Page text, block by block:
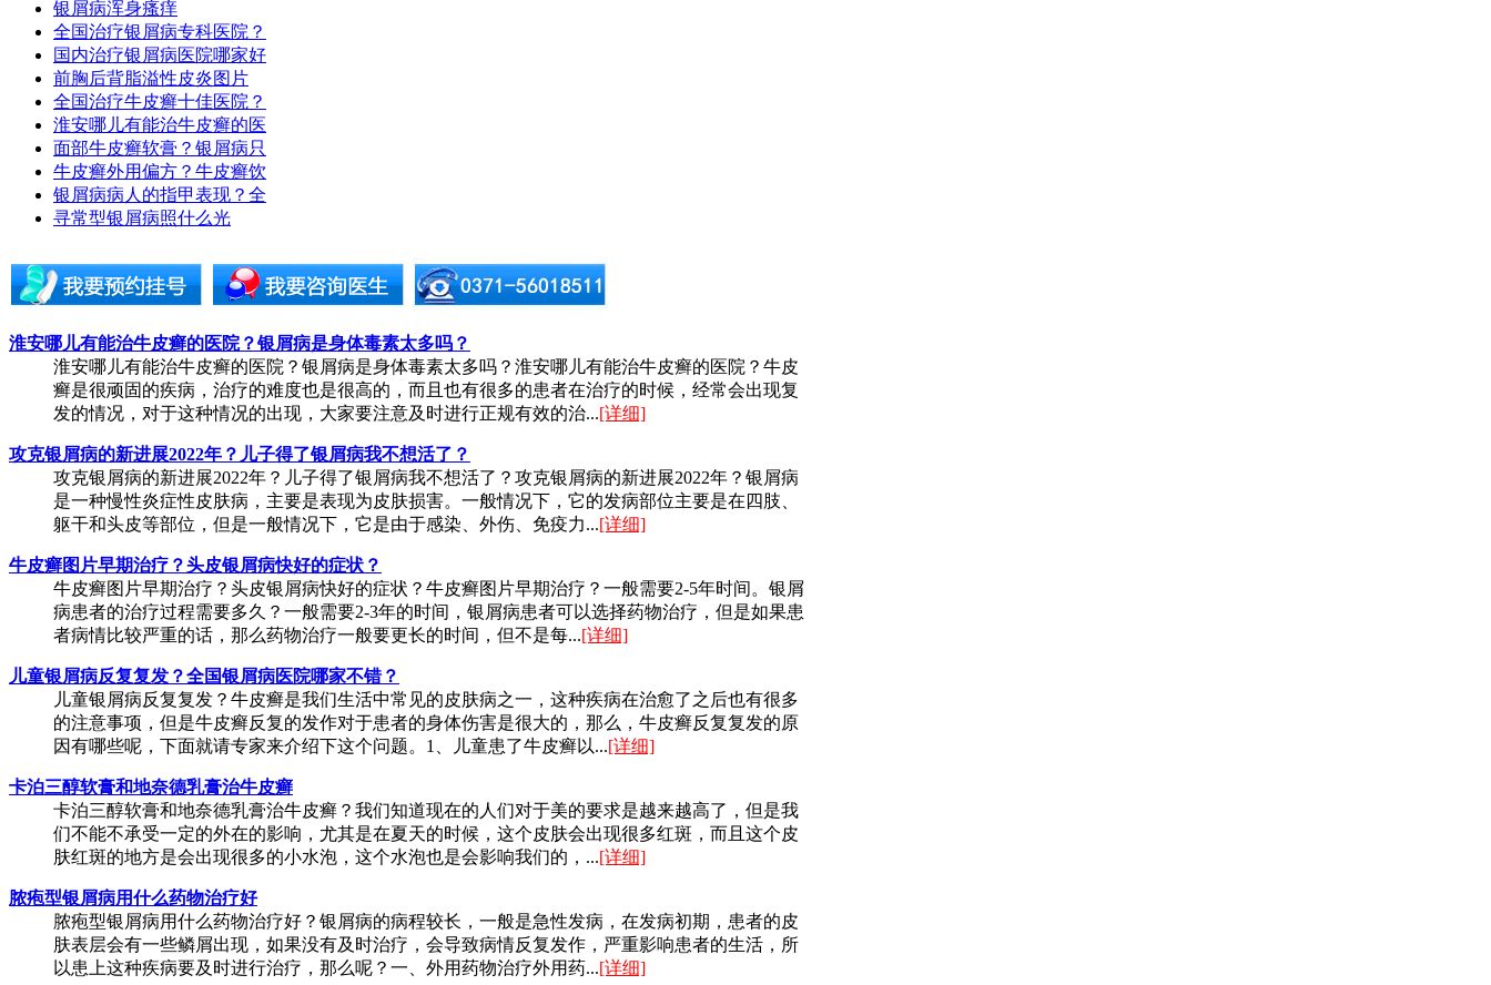
银屑病浑身瘙痒
全国治疗银屑病专科医院？
国内治疗银屑病医院哪家好
前胸后背脂溢性皮炎图片
全国治疗牛皮癣十佳医院？
淮安哪儿有能治牛皮癣的医
面部牛皮癣软膏？银屑病只
牛皮癣外用偏方？牛皮癣饮
银屑病病人的指甲表现？全
寻常型银屑病照什么光
淮安哪儿有能治牛皮癣的医院？银屑病是身体毒素太多吗？
淮安哪儿有能治牛皮癣的医院？银屑病是身体毒素太多吗？淮安哪儿有能治牛皮癣的医院？牛皮
癣是很顽固的疾病，治疗的难度也是很高的，而且也有很多的患者在治疗的时候，经常会出现复
发的情况，对于这种情况的出现，大家要注意及时进行正规有效的治...[详细]
攻克银屑病的新进展2022年？儿子得了银屑病我不想活了？
攻克银屑病的新进展2022年？儿子得了银屑病我不想活了？攻克银屑病的新进展2022年？银屑病
是一种慢性炎症性皮肤病，主要是表现为皮肤损害。一般情况下，它的发病部位主要是在四肢、
躯干和头皮等部位，但是一般情况下，它是由于感染、外伤、免疫力...[详细]
牛皮癣图片早期治疗？头皮银屑病快好的症状？
牛皮癣图片早期治疗？头皮银屑病快好的症状？牛皮癣图片早期治疗？一般需要2-5年时间。银屑
病患者的治疗过程需要多久？一般需要2-3年的时间，银屑病患者可以选择药物治疗，但是如果患
者病情比较严重的话，那么药物治疗一般要更长的时间，但不是每...[详细]
儿童银屑病反复复发？全国银屑病医院哪家不错？
儿童银屑病反复复发？牛皮癣是我们生活中常见的皮肤病之一，这种疾病在治愈了之后也有很多
的注意事项，但是牛皮癣反复的发作对于患者的身体伤害是很大的，那么，牛皮癣反复复发的原
因有哪些呢，下面就请专家来介绍下这个问题。1、儿童患了牛皮癣以...[详细]
卡泊三醇软膏和地奈德乳膏治牛皮癣
卡泊三醇软膏和地奈德乳膏治牛皮癣？我们知道现在的人们对于美的要求是越来越高了，但是我
们不能不承受一定的外在的影响，尤其是在夏天的时候，这个皮肤会出现很多红斑，而且这个皮
肤红斑的地方是会出现很多的小水泡，这个水泡也是会影响我们的，...[详细]
脓疱型银屑病用什么药物治疗好
脓疱型银屑病用什么药物治疗好？银屑病的病程较长，一般是急性发病，在发病初期，患者的皮
肤表层会有一些鳞屑出现，如果没有及时治疗，会导致病情反复发作，严重影响患者的生活，所
以患上这种疾病要及时进行治疗，那么呢？一、外用药物治疗外用药...[详细]